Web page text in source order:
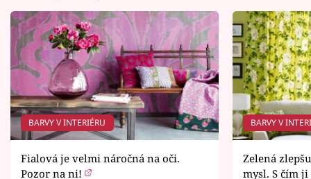
BARVY V INTERIÉRU
Fialová je velmi náročná na oči.
Pozor na ni!
BARVY V
Zelená
mysl. S čím